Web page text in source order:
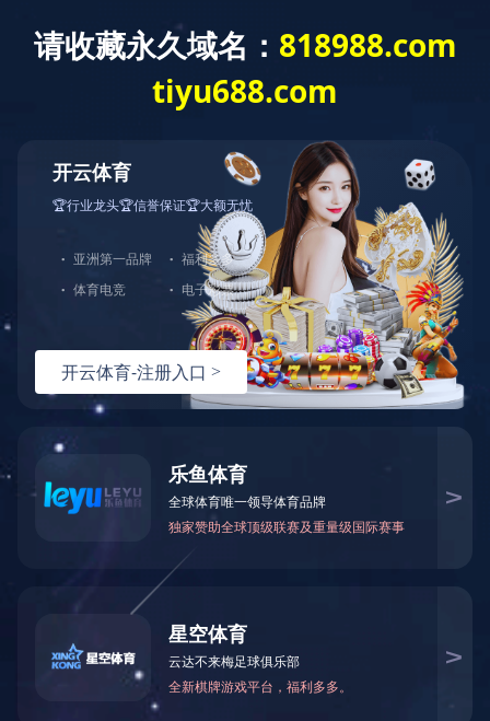
公司介绍
2022年全国两会关键点
2022-03-11 12:05:00